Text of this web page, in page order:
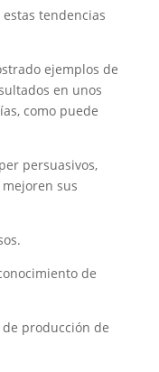
tendencias
ejemplos de
en unos
como puede
persuasivos,
sus
de
producción de